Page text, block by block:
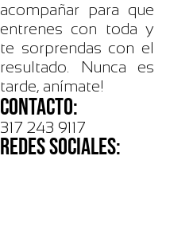
acompañar para que
entrenes con toda y
te sorprendas con el
resultado. Nunca es
tarde, anímate!
CONTACTO:
317 243 9117
REDES SOCIALES: